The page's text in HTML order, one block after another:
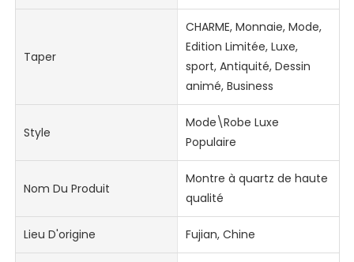
Taper
CHARME, Monnaie, Mode,
Edition Limitée, Luxe,
sport, Antiquité, Dessin
animé, Business
Style
Mode\Robe Luxe
Populaire
Nom Du Produit
Montre à quartz de haute
qualité
Lieu D'origine Fujian, Chine